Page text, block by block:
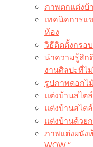
ภาพตกแต่งบ้
เทคนิคการแ
ห้อง
วิธีติดตั้งกรอ
นำความรู้สึก
งานศิลปะที่ไ
รูปภาพดอกไ
แต่งบ้านสไต
แต่งบ้านสไต
แต่งบ้านด้วย
ภาพแต่งผนัง